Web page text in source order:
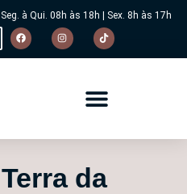
Seg. à Qui. 08h às 18h | Sex. 8h às 17h
da